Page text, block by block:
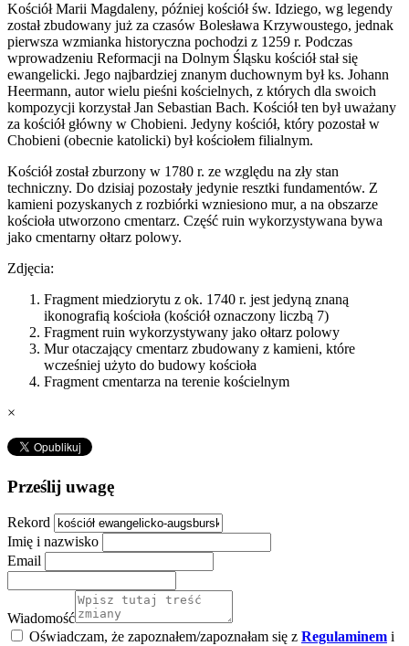
Kościół Marii Magdaleny, później kościół św. Idziego, wg legendy
został zbudowany już za czasów Bolesława Krzywoustego, jednak
pierwsza wzmianka historyczna pochodzi z 1259 r. Podczas
wprowadzeniu Reformacji na Dolnym Śląsku kościół stał się
ewangelicki. Jego najbardziej znanym duchownym był ks. Johann
Heermann, autor wielu pieśni kościelnych, z których dla swoich
kompozycji korzystał Jan Sebastian Bach. Kościół ten był uważany
za kościół główny w Chobieni. Jedyny kościół, który pozostał w
Chobieni (obecnie katolicki) był kościołem filialnym.
Kościół został zburzony w 1780 r. ze względu na zły stan
techniczny. Do dzisiaj pozostały jedynie resztki fundamentów. Z
kamieni pozyskanych z rozbiórki wzniesiono mur, a na obszarze
kościoła utworzono cmentarz. Część ruin wykorzystywana bywa
jako cmentarny ołtarz polowy.
Zdjęcia:
Fragment miedziorytu z ok. 1740 r. jest jedyną znaną
ikonografią kościoła (kościół oznaczony liczbą 7)
Fragment ruin wykorzystywany jako ołtarz polowy
Mur otaczający cmentarz zbudowany z kamieni, które
wcześniej użyto do budowy kościoła
Fragment cmentarza na terenie kościelnym
×
Prześlij uwagę
Rekord
Imię i nazwisko
Email
Wiadomość
Oświadczam, że zapoznałem/zapoznałam się z Regulaminem i